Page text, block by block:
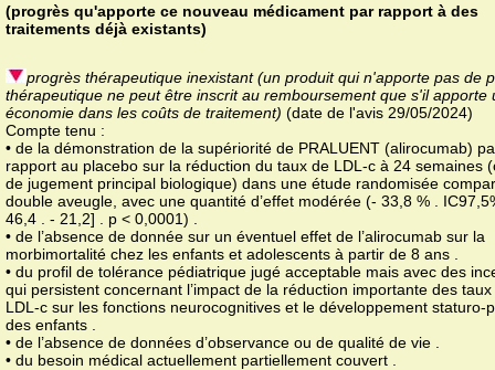
(progrès qu'apporte ce nouveau médicament par rapport à des
traitements déjà existants)
progrès thérapeutique inexistant (un produit qui n'apporte pas de
thérapeutique ne peut être inscrit au remboursement que s'il apporte
économie dans les coûts de traitement) (date de l'avis 29/05/2024)
Compte tenu :
• de la démonstration de la supériorité de PRALUENT (alirocumab)
rapport au placebo sur la réduction du taux de LDL-c à 24 semaines
de jugement principal biologique) dans une étude randomisée
double aveugle, avec une quantité d’effet modérée (- 33,8 % .
46,4 . - 21,2] . p < 0,0001) .
• de l’absence de donnée sur un éventuel effet de l’alirocumab sur la
morbimortalité chez les enfants et adolescents à partir de 8 ans .
• du profil de tolérance pédiatrique jugé acceptable mais avec des
qui persistent concernant l’impact de la réduction importante des taux
LDL-c sur les fonctions neurocognitives et le développement staturo-
des enfants .
• de l’absence de données d’observance ou de qualité de vie .
• du besoin médical actuellement partiellement couvert .